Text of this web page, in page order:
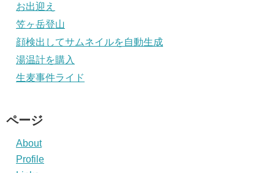
お出迎え
笠ヶ岳登山
顔検出してサムネイルを自動生成
湯温計を購入
生麦事件ライド
ページ
About
Profile